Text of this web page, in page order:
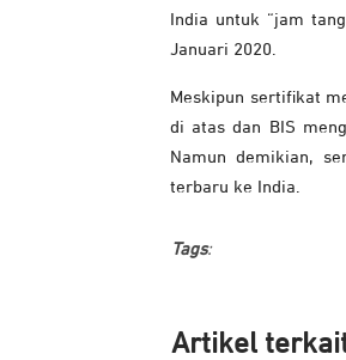
India untuk “jam
Januari 2020.
Meskipun sertifikat
di atas dan BIS
Namun demikian,
terbaru ke India.
Tags:
Artikel ter